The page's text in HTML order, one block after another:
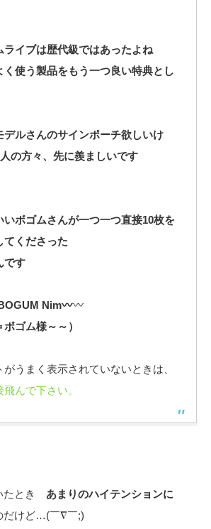
ライブは歴代級ではあったよね
く使う製品をもう一つ良い特典とし
デルさんのサインポーチ欲しいけ
の方々、先に羨ましいです
いボゴムさんが一つ一つ直接10枚を
てくださった
です
Nim〰︎
ボゴム様～～）
うまく表示されていないときは、
んで下さい。
たとき あまりのハイテンションに
だけど…(￣∇￣;)